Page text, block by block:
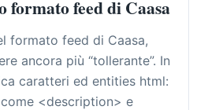
formato feed di Caasa
formato feed di Caasa,
ancora più “tollerante”. In
caratteri ed entities html:
<description> e